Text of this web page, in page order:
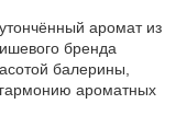
аромат из
бренда
балерины,
гармонию ароматных